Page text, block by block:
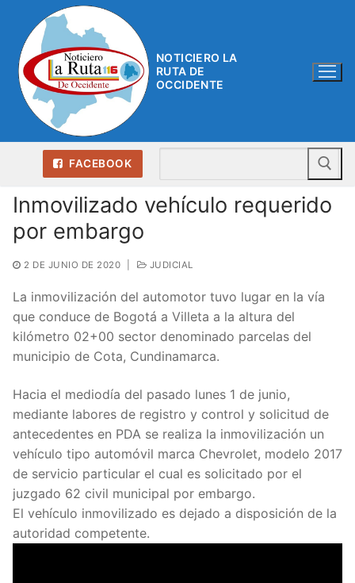
contenido
NOTICIERO LA
RUTA DE
OCCIDENTE
FACEBOOK
Inmovilizado vehículo requerido
por embargo
2 DE JUNIO DE 2020 JUDICIAL
La inmovilización del automotor tuvo lugar en la vía
que conduce de Bogotá a Villeta a la altura del
kilómetro 02+00 sector denominado parcelas del
municipio de Cota, Cundinamarca.
Hacia el mediodía del pasado lunes 1 de junio,
mediante labores de registro y control y solicitud de
antecedentes en PDA se realiza la inmovilización un
vehículo tipo automóvil marca Chevrolet, modelo 2017
de servicio particular el cual es solicitado por el
juzgado 62 civil municipal por embargo.
El vehículo inmovilizado es dejado a disposición de la
autoridad competente.